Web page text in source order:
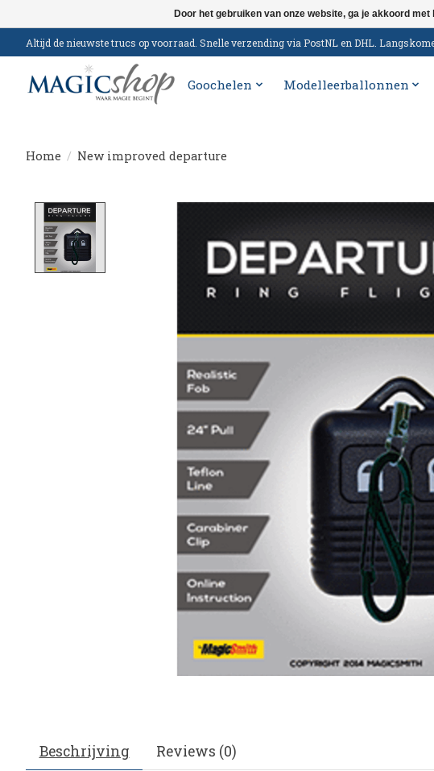
Altijd de nieuwste trucs op voorraad. Snelle verzending via PostNL en DHL.
Goochelen Modelleerballonnen
Home / New improved departure
Beschrijving Reviews (0)
Door het gebruiken van onze website, ga je akkoord